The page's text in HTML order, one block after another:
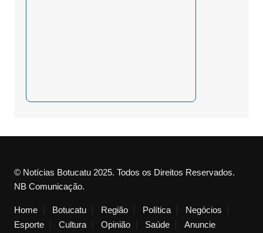
© Notícias Botucatu 2025. Todos os Direitos Reservados.
NB Comunicação.
Home Botucatu Região Política
Negócios
Esporte
Cultura Opinião Saúde Anuncie